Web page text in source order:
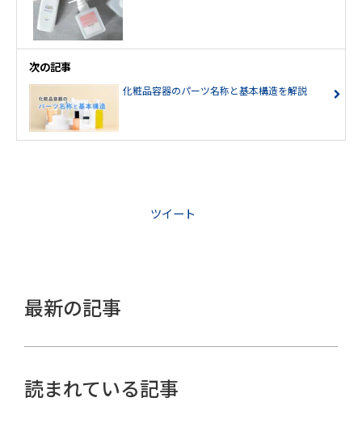
次の記事
化粧品容器のパーツ名称と基本構造を解説
ツイート
最新の記事
読まれている記事